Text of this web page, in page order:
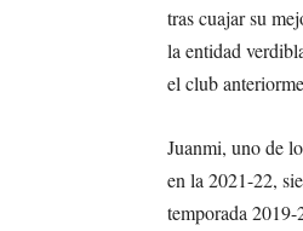
tras cuajar su
la entidad
el club
Juanmi, uno de
en la 2021-22,
temporada 2019-